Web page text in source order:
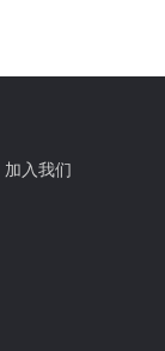
加入我们